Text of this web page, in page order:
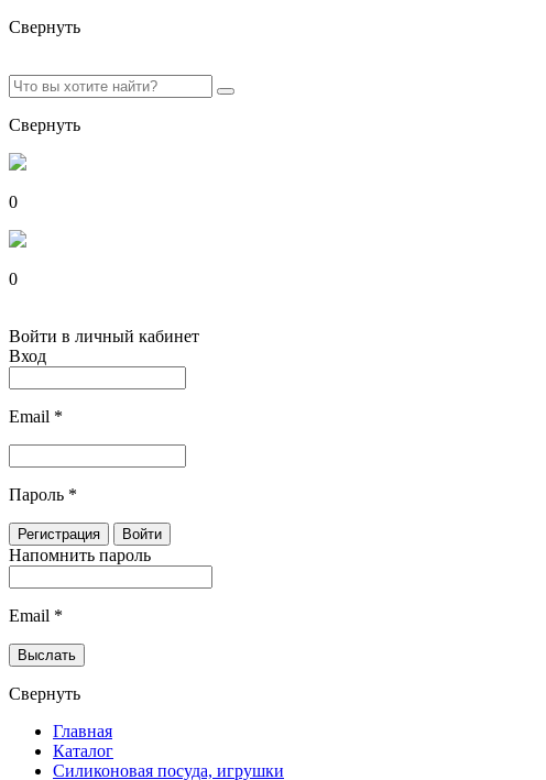
Свернуть
Свернуть
0
0
Войти в личный кабинет
Вход
Email *
Пароль *
Напомнить пароль
Email *
Свернуть
Главная
Каталог
Силиконовая посуда, игрушки